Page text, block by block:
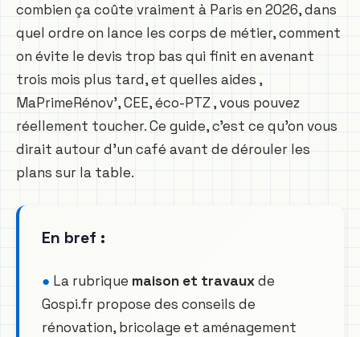
combien ça coûte vraiment à Paris en 2026, dans
quel ordre on lance les corps de métier, comment
on évite le devis trop bas qui finit en avenant
trois mois plus tard, et quelles aides ,
MaPrimeRénov’, CEE, éco-PTZ , vous pouvez
réellement toucher. Ce guide, c’est ce qu’on vous
dirait autour d’un café avant de dérouler les
plans sur la table.
En bref :
● La rubrique maison et travauxde
Gospi.fr propose des conseils de
rénovation, bricolage et aménagement